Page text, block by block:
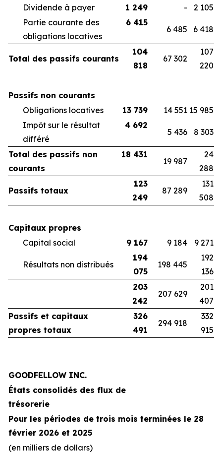
Dividende à payer
1 249 -
2 105
Partie courante des
obligations locatives
6 415
6 485 6 418
Total des passifs courants
104
818
67 302
107
220
Passifs non courants
Obligations locatives
13 739 14 551 15 985
Impôt sur le résultat
différé
4 692
5 436 8 303
Total des passifs non
courants
18 431
19 987
24
288
Passifs totaux
123
249
87 289
131
508
Capitaux propres
Capital social
9 167 9 184 9 271
Résultats non distribués
194
075
198 445
192
136
203
242
207 629
201
407
Passifs et capitaux
propres totaux
326
491
294 918
332
915
GOODFELLOW INC.
États consolidés des flux de
trésorerie
Pour les périodes de trois mois terminées le 28
février 2026 et 2025
(en milliers de dollars)